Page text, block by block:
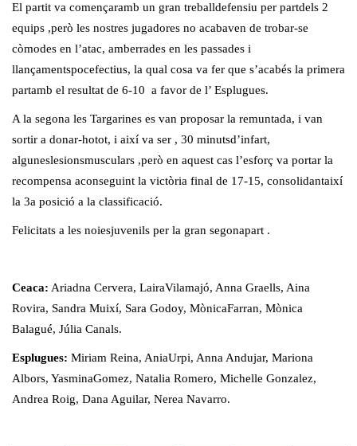
El partit va començaramb un gran treballdefensiu per partdels 2
equips ,però les nostres jugadores no acabaven de trobar-se
còmodes en l’atac, amberrades en les passades i
llançamentspocefectius, la qual cosa va fer que s’acabés la primera
partamb el resultat de 6-10 a favor de l’ Esplugues.
A la segona les Targarines es van proposar la remuntada, i van
sortir a donar-hotot, i així va ser , 30 minutsd’infart,
alguneslesionsmusculars ,però en aquest cas l’esforç va portar la
recompensa aconseguint la victòria final de 17-15, consolidantaixí
la 3a posició a la classificació.
Felicitats a les noiesjuvenils per la gran segonapart .
Ceaca: Ariadna Cervera, LairaVilamajó, Anna Graells, Aina
Rovira, Sandra Muixí, Sara Godoy, MònicaFarran, Mònica
Balagué, Júlia Canals.
Esplugues: Miriam Reina, AniaUrpi, Anna Andujar, Mariona
Albors, YasminaGomez, Natalia Romero, Michelle Gonzalez,
Andrea Roig, Dana Aguilar, Nerea Navarro.